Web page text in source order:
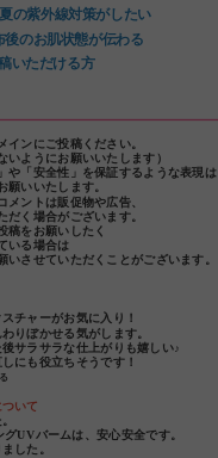
の紫外線対策がしたい
のお肌状態が伝わる
いただける方
ンにご投稿ください。
ようにお願いいたします）
や「安全性」を保証するような表現は
いいたします。
ントは販促物や広告、
く場合がございます。
をお願いしたく
いる場合は
させていただくことがございます。
ャーがお気に入り！
ぼかせる気がします。
ラサラな仕上がりも嬉しい♪
も役立ちそうです！
いて
バームは、安心安全です。
た。